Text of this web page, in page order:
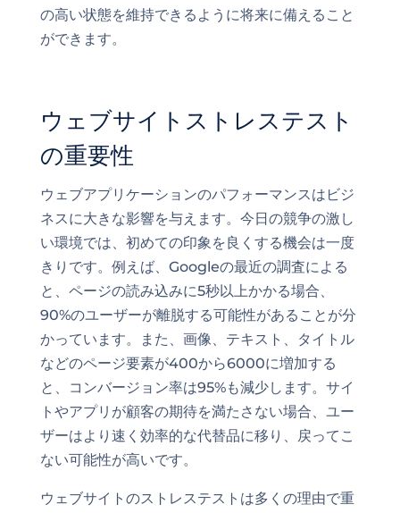
の高い状態を維持できるように将来に備えること
ができます。
ウェブサイトストレステスト
の重要性
ウェブアプリケーションのパフォーマンスはビジ
ネスに大きな影響を与えます。今日の競争の激し
い環境では、初めての印象を良くする機会は一度
きりです。例えば、Googleの最近の調査による
と、ページの読み込みに5秒以上かかる場合、
90%のユーザーが離脱する可能性があることが分
かっています。また、画像、テキスト、タイトル
などのページ要素が400から6000に増加する
と、コンバージョン率は95%も減少します。サイ
トやアプリが顧客の期待を満たさない場合、ユー
ザーはより速く効率的な代替品に移り、戻ってこ
ない可能性が高いです。
ウェブサイトのストレステストは多くの理由で重